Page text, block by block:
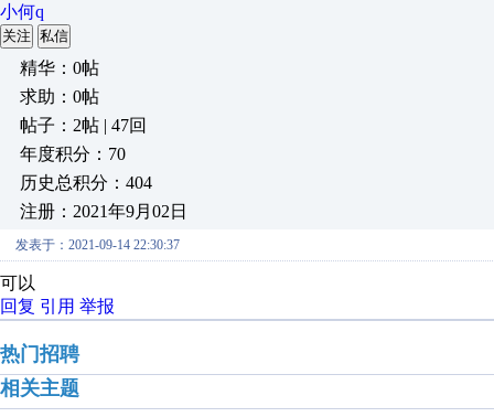
小何q
关注 私信
精华：0帖
求助：0帖
帖子：2帖 | 47回
年度积分：70
历史总积分：404
注册：2021年9月02日
发表于：2021-09-14 22:30:37
可以
回复 引用 举报
热门招聘
相关主题